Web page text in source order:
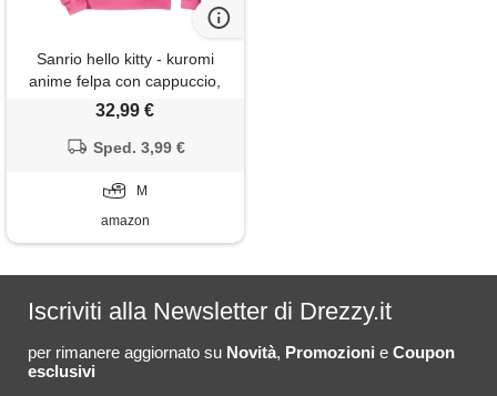
Sanrio hello kitty - kuromi
anime felpa con cappuccio,
unisex per adulti, rosa
32,99 €
Sped. 3,99 €
M
amazon
Iscriviti alla Newsletter di Drezzy.it
per rimanere aggiornato su Novità, Promozioni e Coupon
esclusivi